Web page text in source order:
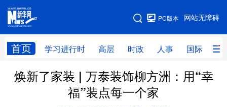
网站无障碍
PC版本
首页 学习进行时 高层 时政 人事 国际 财
网站地图
学习进行时 高层 时政 人事
财经 网评
焕新了家装 | 万泰装饰柳方洲：用“幸
福”装点每一个家